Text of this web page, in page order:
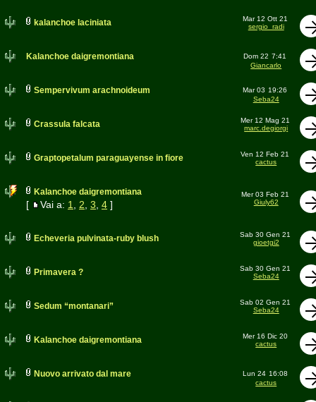
kalanchoe laciniata
Mar 12 Ott 21
sergio_radi
Kalanchoe daigremontiana Dom 22 7:41
Giancarlo
Sempervivum arachnoideum Mar 03 19:26
Seba24
Crassula falcata
Mer 12 Mag 21
marc.degiorgi
Graptopetalum paraguayense in fiore
Ven 12 Feb 21
cactus
Kalanchoe daigremontiana
[ Vai a: 1 2 3 4]
Mer 03 Feb 21
Giuly62
Echeveria pulvinata-ruby blush
Sab 30 Gen 21
gioetgi2
Primavera ?
Sab 30 Gen 21
Seba24
Sedum “montanari”
Sab 02 Gen 21
Seba24
Kalanchoe daigremontiana
Mer 16 Dic 20
cactus
Nuovo arrivato dal mare Lun 24 16:08
cactus